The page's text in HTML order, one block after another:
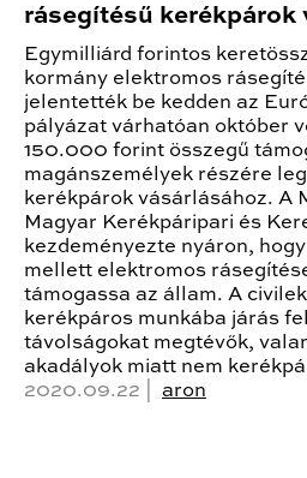
rásegítésű kerékpárok
Egymilliárd forintos
kormány elektromos
jelentették be kedden az
pályázat várhatóan október
150.000 forint összegű
magánszemélyek részére
kerékpárok vásárlásához. A
Magyar Kerékpáripari és
kezdeményezte nyáron,
mellett elektromos
támogassa az állam. A
kerékpáros munkába járás
távolságokat megtévők,
akadályok miatt nem
2020.09.22 | aron